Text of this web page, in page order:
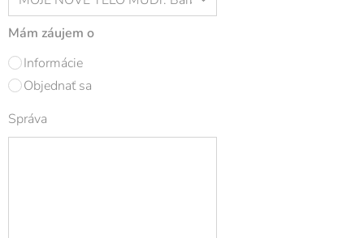
Mám záujem o
Informácie
Objednať sa
Správa